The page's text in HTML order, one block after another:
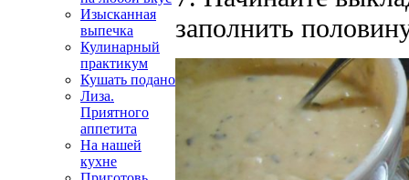
Изысканная
выпечка
Кулинарный
практикум
Кушать подано
Лиза.
Приятного
аппетита
На нашей
кухне
заполнить